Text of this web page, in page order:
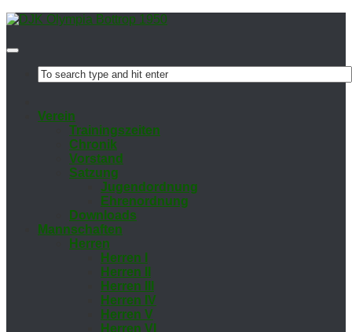
Ver­ein
Trai­nings­zei­ten
Chro­nik
Vor­stand
Sat­zung
Ju­gend­ord­nung
Eh­ren­ord­nung
Down­loads
Mann­schaf­ten
Her­ren
Her­ren I
Her­ren II
Her­ren III
Her­ren IV
Her­ren V
Her­ren VI